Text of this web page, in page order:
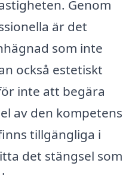
Genom
är det
som inte
också estetiskt
inte att begära
av den kompetens
tillgängliga i
det stängsel som